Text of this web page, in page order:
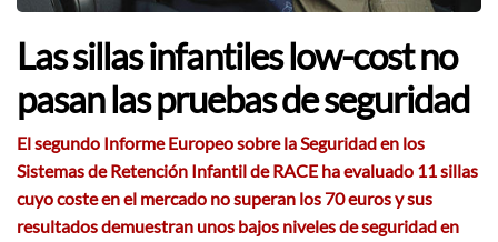
Las sillas infantiles low-cost no
pasan las pruebas de seguridad
El segundo Informe Europeo sobre la Seguridad en los
Sistemas de Retención Infantil de RACE ha evaluado 11 sillas
cuyo coste en el mercado no superan los 70 euros y sus
resultados demuestran unos bajos niveles de seguridad en